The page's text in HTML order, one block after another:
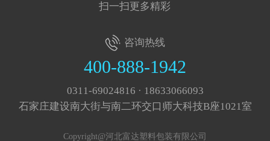
扫一扫更多精彩
咨询热线
400-888-1942
0311-69024816 · 18633066093
石家庄建设南大街与南二环交口师大科技B座1021室
Copyright@河北富达塑料包装有限公司